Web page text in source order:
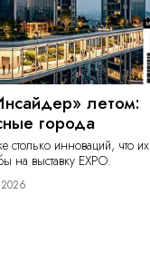
летом:
города
столько инноваций, что их
на выставку EXPO.